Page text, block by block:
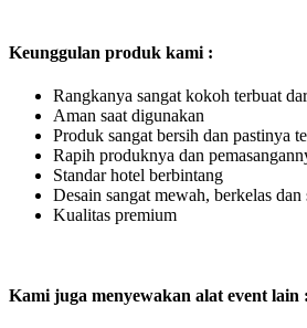
Keunggulan produk kami :
Rangkanya sangat kokoh terbuat
Aman saat digunakan
Produk sangat bersih dan pastinya
Rapih produknya dan
Standar hotel berbintang
Desain sangat mewah, berkelas dan
Kualitas premium
Kami juga menyewakan alat event lain :